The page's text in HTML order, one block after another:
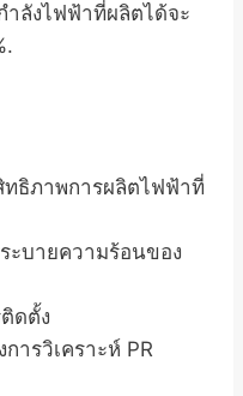
ลังไฟฟ้าที่ผลิตได้จะ
ทธิภาพการผลิตไฟฟ้าที่
ะบายความร้อนของ
ดตั้ง
ารวิเคราะห์ PR